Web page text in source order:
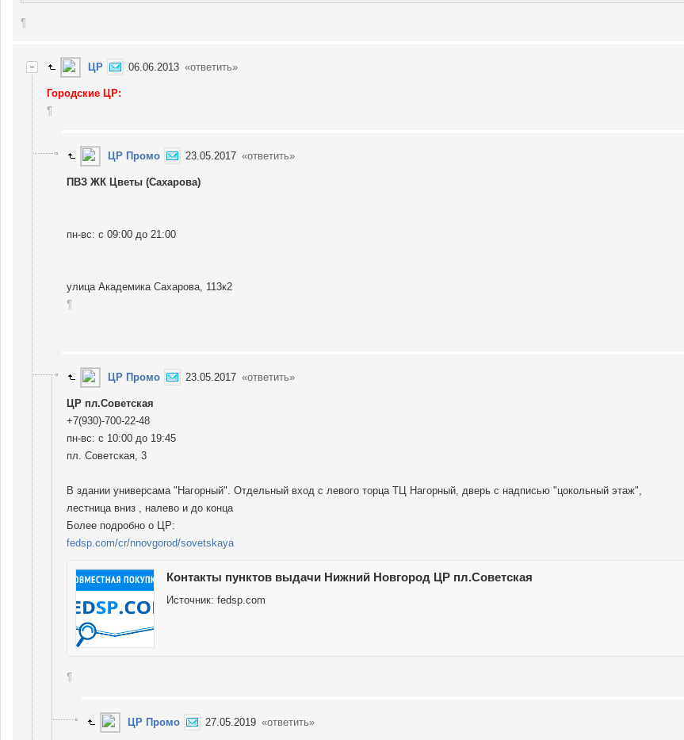
¶
ЦР 06.06.2013 «ответить»
Городские ЦР:
¶
ЦР Промо 23.05.2017 «ответить»
ПВЗ ЖК Цветы (Сахарова)
пн-вс: с 09:00 до 21:00
улица Академика Сахарова, 113к2
¶
ЦР Промо 23.05.2017 «ответить»
ЦР пл.Советская
+7(930)-700-22-48
пн-вс: с 10:00 до 19:45
пл. Советская, 3
В здании универсама "Нагорный". Отдельный вход с левого торца ТЦ Нагорный, дверь с надписью "цокольный этаж",
лестница вниз , налево и до конца
Более подробно о ЦР:
fedsp.com/cr/nnovgorod/sovetskaya
Контакты пунктов выдачи Нижний Новгород ЦР пл.Советская
Источник: fedsp.com
¶
ЦР Промо 27.05.2019 «ответить»